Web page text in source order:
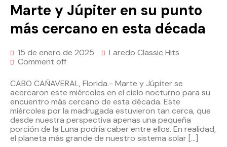
Marte y Júpiter en su punto
más cercano en esta década
15 de enero de 2025
Laredo Classic Hits
Comment off
CABO CAÑAVERAL, Florida.- Marte y Júpiter se
acercaron este miércoles en el cielo nocturno para su
encuentro más cercano de esta década. Este
miércoles por la madrugada estuvieron tan cerca, que
desde nuestra perspectiva apenas una pequeña
porción de la Luna podría caber entre ellos. En realidad,
el planeta más grande de nuestro sistema solar […]